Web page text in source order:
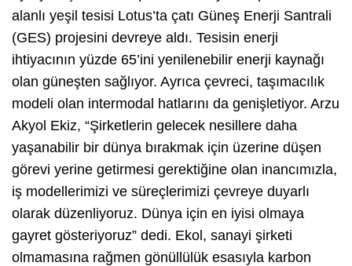
alanlı yeşil tesisi Lotus’ta çatı Güneş Enerji Santrali
(GES) projesini devreye aldı. Tesisin enerji
ihtiyacının yüzde 65’ini yenilenebilir enerji kaynağı
olan güneşten sağlıyor. Ayrıca çevreci, taşımacılık
modeli olan intermodal hatlarını da genişletiyor. Arzu
Akyol Ekiz, “Şirketlerin gelecek nesillere daha
yaşanabilir bir dünya bırakmak için üzerine düşen
görevi yerine getirmesi gerektiğine olan inancımızla,
iş modellerimizi ve süreçlerimizi çevreye duyarlı
olarak düzenliyoruz. Dünya için en iyisi olmaya
gayret gösteriyoruz” dedi. Ekol, sanayi şirketi
olmamasına rağmen gönüllülük esasıyla karbon